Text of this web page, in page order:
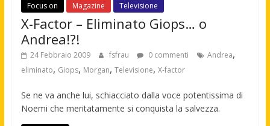
Focus on Magazine Televisione
X-Factor – Eliminato Giops… o
Andrea!?!
24 Febbraio 2009 fsfrau 0 commenti Andrea,
eliminato, Giops, Morgan, Televisione, X-factor
Se ne va anche lui, schiacciato dalla voce potentissima di
Noemi che meritatamente si conquista la salvezza.